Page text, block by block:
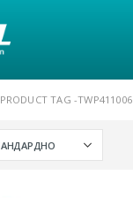
PRODUCT TAG -TWP411006